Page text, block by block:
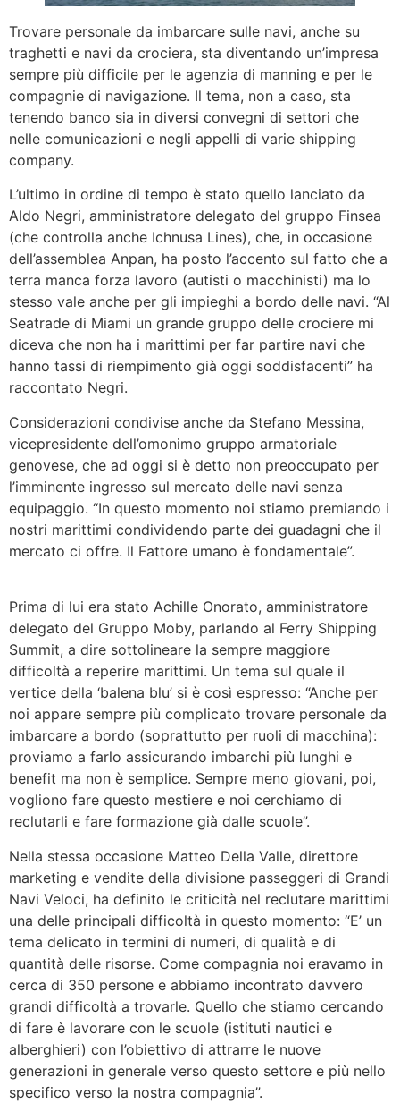
Trovare personale da imbarcare sulle navi, anche su
traghetti e navi da crociera, sta diventando un’impresa
sempre più difficile per le agenzia di manning e per le
compagnie di navigazione. Il tema, non a caso, sta
tenendo banco sia in diversi convegni di settori che
nelle comunicazioni e negli appelli di varie shipping
company.
L’ultimo in ordine di tempo è stato quello lanciato da
Aldo Negri, amministratore delegato del gruppo Finsea
(che controlla anche Ichnusa Lines), che, in occasione
dell’assemblea Anpan, ha posto l’accento sul fatto che a
terra manca forza lavoro (autisti o macchinisti) ma lo
stesso vale anche per gli impieghi a bordo delle navi. “Al
Seatrade di Miami un grande gruppo delle crociere mi
diceva che non ha i marittimi per far partire navi che
hanno tassi di riempimento già oggi soddisfacenti” ha
raccontato Negri.
Considerazioni condivise anche da Stefano Messina,
vicepresidente dell’omonimo gruppo armatoriale
genovese, che ad oggi si è detto non preoccupato per
l’imminente ingresso sul mercato delle navi senza
equipaggio. “In questo momento noi stiamo premiando i
nostri marittimi condividendo parte dei guadagni che il
mercato ci offre. Il Fattore umano è fondamentale”.
Prima di lui era stato Achille Onorato, amministratore
delegato del Gruppo Moby, parlando al Ferry Shipping
Summit, a dire sottolineare la sempre maggiore
difficoltà a reperire marittimi. Un tema sul quale il
vertice della ‘balena blu’ si è così espresso: “Anche per
noi appare sempre più complicato trovare personale da
imbarcare a bordo (soprattutto per ruoli di macchina):
proviamo a farlo assicurando imbarchi più lunghi e
benefit ma non è semplice. Sempre meno giovani, poi,
vogliono fare questo mestiere e noi cerchiamo di
reclutarli e fare formazione già dalle scuole”.
Nella stessa occasione Matteo Della Valle, direttore
marketing e vendite della divisione passeggeri di Grandi
Navi Veloci, ha definito le criticità nel reclutare marittimi
una delle principali difficoltà in questo momento: “E’ un
tema delicato in termini di numeri, di qualità e di
quantità delle risorse. Come compagnia noi eravamo in
cerca di 350 persone e abbiamo incontrato davvero
grandi difficoltà a trovarle. Quello che stiamo cercando
di fare è lavorare con le scuole (istituti nautici e
alberghieri) con l’obiettivo di attrarre le nuove
generazioni in generale verso questo settore e più nello
specifico verso la nostra compagnia”.